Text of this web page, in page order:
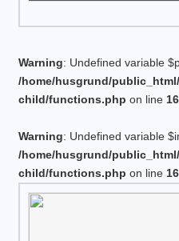
Warning: Undefined variable
/home/husgrund/
child/functions.php on line
Warning: Undefined variable
/home/husgrund/
child/functions.php on line